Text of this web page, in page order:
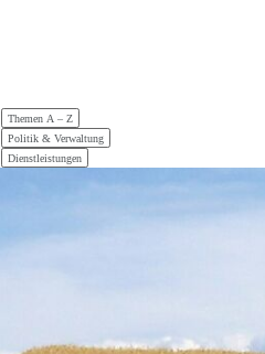
Hauptnavigation
Themen A – Z
Politik & Verwaltung
Dienstleistungen